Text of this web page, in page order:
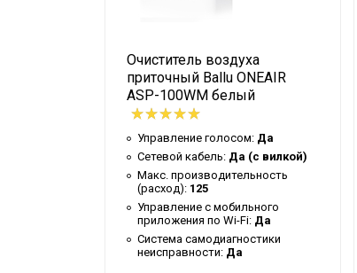
входящего воздуха
Вес товара с
упаковкой (брутто)
Таймер на
отключение
Работает с Марусей
Высота упаковки
товара
Индикация
Очиститель воздуха
приточный Ballu ONEAIR
ASP-100WM белый
Управление голосом: Да
Сетевой кабель: Да (с вилкой)
Макс. производительность
(расход): 125
Управление c мобильного
приложения по Wi-Fi: Да
Система самодиагностики
неисправности: Да